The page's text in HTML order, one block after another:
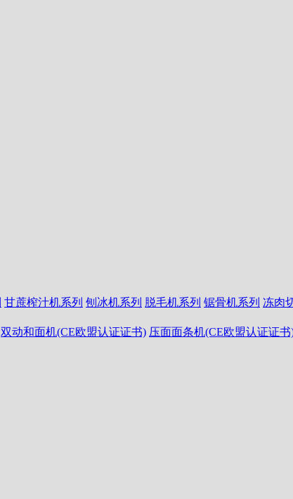
甘蔗榨汁机系列 刨冰机系列 脱毛机系列 锯骨机系列 冻肉
双动和面机(CE欧盟认证证书) 压面面条机(CE欧盟认证证书